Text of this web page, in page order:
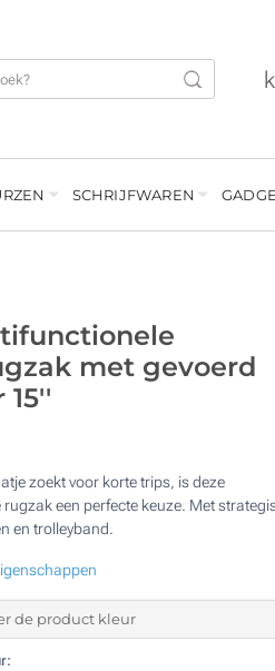
SCHRIJFWAREN
met gevoerd
zoekt voor korte trips, is deze
een perfecte keuze. Met
en trolleyband.
de product kleur